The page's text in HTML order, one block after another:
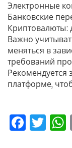
Электронные
Банковские
Криптовалюты:
Важно
меняться в
требований
Рекомендуется
платформе,